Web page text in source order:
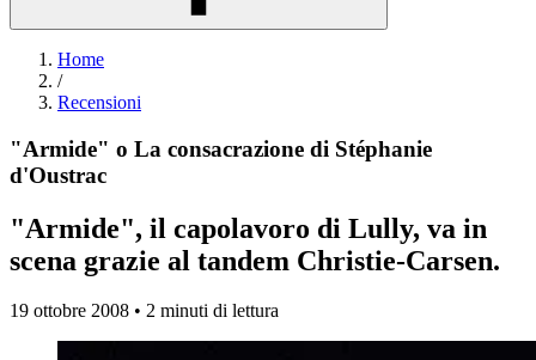
Home
/
Recensioni
"Armide" o La consacrazione di Stéphanie
d'Oustrac
"Armide", il capolavoro di Lully, va in
scena grazie al tandem Christie-Carsen.
19 ottobre 2008 • 2 minuti di lettura